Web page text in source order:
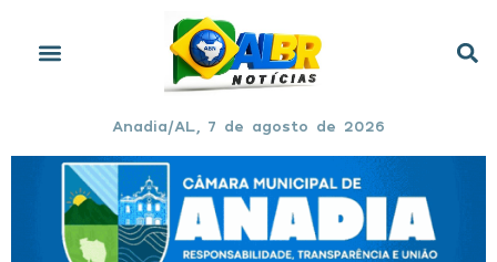
Anadia/AL, 7 de agosto de 2026